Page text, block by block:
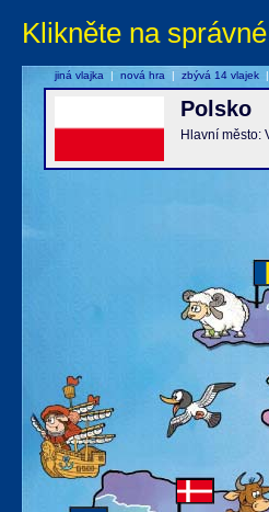
Klikněte na
Polsko
Hlavní město:
jiná vlajka | nová hra | zbývá 14 vlajek |